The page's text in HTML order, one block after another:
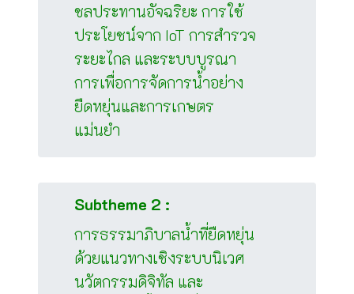
ชลประทานอัจฉริยะ การใช้
ประโยชน์จาก IoT การสำรวจ
ระยะไกล และระบบบูรณา
การเพื่อการจัดการน้ำอย่าง
ยืดหยุ่นและการเกษตร
แม่นยำ
Subtheme 2 :
การธรรมาภิบาลน้ำที่ยืดหยุ่น
ด้วยแนวทางเชิงระบบนิเวศ
นวัตกรรมดิจิทัล และ